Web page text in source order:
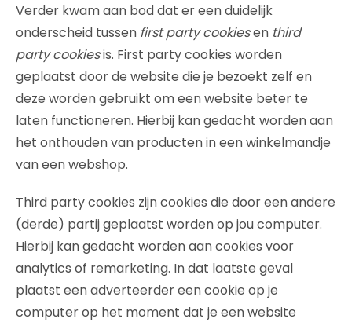
Verder kwam aan bod dat er een duidelijk
onderscheid tussen first party cookiesen third
party cookiesis. First party cookies worden
geplaatst door de website die je bezoekt zelf en
deze worden gebruikt om een website beter te
laten functioneren. Hierbij kan gedacht worden aan
het onthouden van producten in een winkelmandje
van een webshop.
Third party cookies zijn cookies die door een andere
(derde) partij geplaatst worden op jou computer.
Hierbij kan gedacht worden aan cookies voor
analytics of remarketing. In dat laatste geval
plaatst een adverteerder een cookie op je
computer op het moment dat je een website